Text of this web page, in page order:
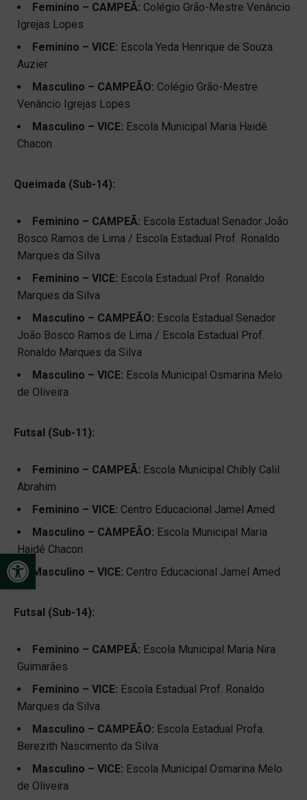
Open toolbar
Feminino – CAMPEÃ: Colégio Grão-Mestre Venâncio
Igrejas Lopes
Feminino – VICE: Escola Yeda Henrique de Souza
Auzier
Masculino – CAMPEÃO: Colégio Grão-Mestre
Venâncio Igrejas Lopes
Masculino – VICE: Escola Municipal Maria Haidê
Chacon
Queimada (Sub-14):
Feminino – CAMPEÃ: Escola Estadual Senador João
Bosco Ramos de Lima / Escola Estadual Prof. Ronaldo
Marques da Silva
Feminino – VICE: Escola Estadual Prof. Ronaldo
Marques da Silva
Masculino – CAMPEÃO: Escola Estadual Senador
João Bosco Ramos de Lima / Escola Estadual Prof.
Ronaldo Marques da Silva
Masculino – VICE: Escola Municipal Osmarina Melo
de Oliveira
Futsal (Sub-11):
Feminino – CAMPEÃ: Escola Municipal Chibly Calil
Abrahim
Feminino – VICE: Centro Educacional Jamel Amed
Masculino – CAMPEÃO: Escola Municipal Maria
Haidê Chacon
Masculino – VICE: Centro Educacional Jamel Amed
Futsal (Sub-14):
Feminino – CAMPEÃ: Escola Municipal Maria Nira
Guimarães
Feminino – VICE: Escola Estadual Prof. Ronaldo
Marques da Silva
Masculino – CAMPEÃO: Escola Estadual Profa.
Berezith Nascimento da Silva
Masculino – VICE: Escola Municipal Osmarina Melo
de Oliveira